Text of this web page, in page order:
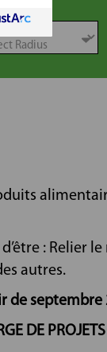
: Relier
autres.
de septembre
DE